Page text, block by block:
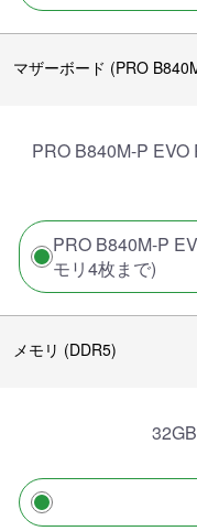
マザーボード (PRO
PRO B840M-P
PRO B840M-P
モリ4枚まで)
メモリ (DDR5)